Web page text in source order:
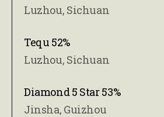
Luzhou, Sichuan
Tequ 52%
Luzhou, Sichuan
Diamond 5 Star 53%
Jinsha, Guizhou